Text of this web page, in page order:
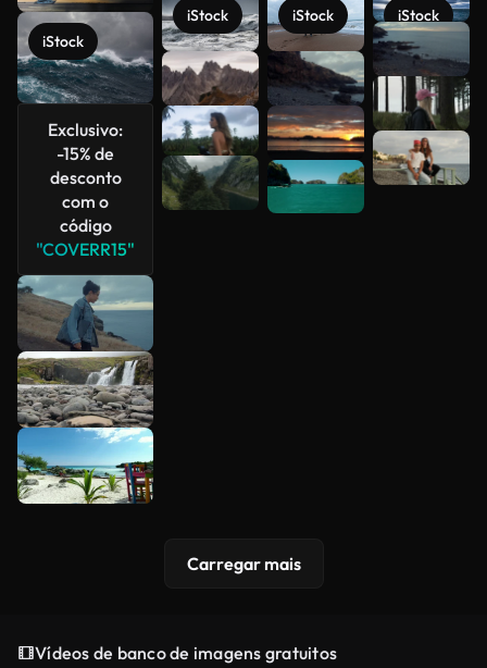
iStock
Exclusivo:
-15% de
desconto
com o
código
"COVERR15"
iStock iStock iStock
Veja mais
Carregar mais
Vídeos de banco de imagens gratuitos